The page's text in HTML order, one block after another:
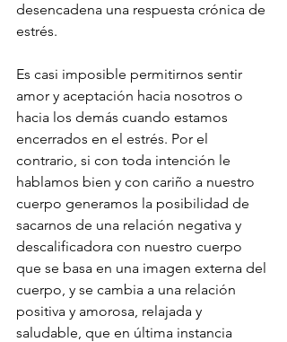
desencadena una respuesta crónica de
estrés.
Es casi imposible permitirnos sentir
amor y aceptación hacia nosotros o
hacia los demás cuando estamos
encerrados en el estrés. Por el
contrario, si con toda intención le
hablamos bien y con cariño a nuestro
cuerpo generamos la posibilidad de
sacarnos de una relación negativa y
descalificadora con nuestro cuerpo
que se basa en una imagen externa del
cuerpo, y se cambia a una relación
positiva y amorosa, relajada y
saludable, que en última instancia